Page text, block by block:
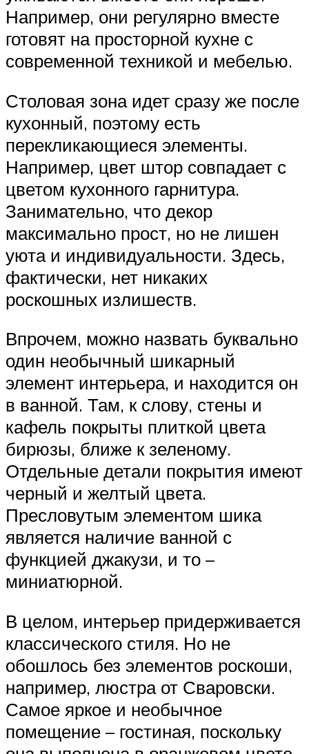
Например, они регулярно вместе
готовят на просторной кухне с
современной техникой и мебелью.
Столовая зона идет сразу же после
кухонный, поэтому есть
перекликающиеся элементы.
Например, цвет штор совпадает с
цветом кухонного гарнитура.
Занимательно, что декор
максимально прост, но не лишен
уюта и индивидуальности. Здесь,
фактически, нет никаких
роскошных излишеств.
Впрочем, можно назвать буквально
один необычный шикарный
элемент интерьера, и находится он
в ванной. Там, к слову, стены и
кафель покрыты плиткой цвета
бирюзы, ближе к зеленому.
Отдельные детали покрытия имеют
черный и желтый цвета.
Пресловутым элементом шика
является наличие ванной с
функцией джакузи, и то –
миниатюрной.
В целом, интерьер придерживается
классического стиля. Но не
обошлось без элементов роскоши,
например, люстра от Сваровски.
Самое яркое и необычное
помещение – гостиная, поскольку